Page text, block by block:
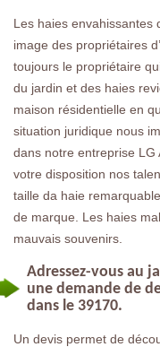
Les haies envahissantes
image des propriétaires
toujours le propriétaire
du jardin et des haies
maison résidentielle en
situation juridique nous
dans notre entreprise LG
votre disposition nos
taille da haie
de marque. Les haies
mauvais souvenirs.
Adressez-vous au
une demande de
dans le 39170.
Un devis permet de